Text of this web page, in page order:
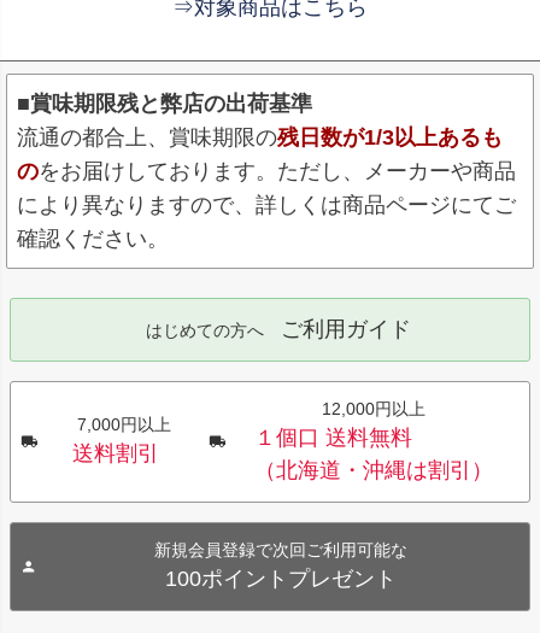
⇒対象商品はこちら
■賞味期限残と弊店の出荷基準
流通の都合上、賞味期限の残日数が1/3以上あるも
のをお届けしております。ただし、メーカーや商品
により異なりますので、詳しくは商品ページにてご
確認ください。
はじめての方へ ご利用ガイド
7,000円以上
送料割引
12,000円以上
１個口 送料無料
（北海道・沖縄は割引）
新規会員登録で次回ご利用可能な
100ポイントプレゼント